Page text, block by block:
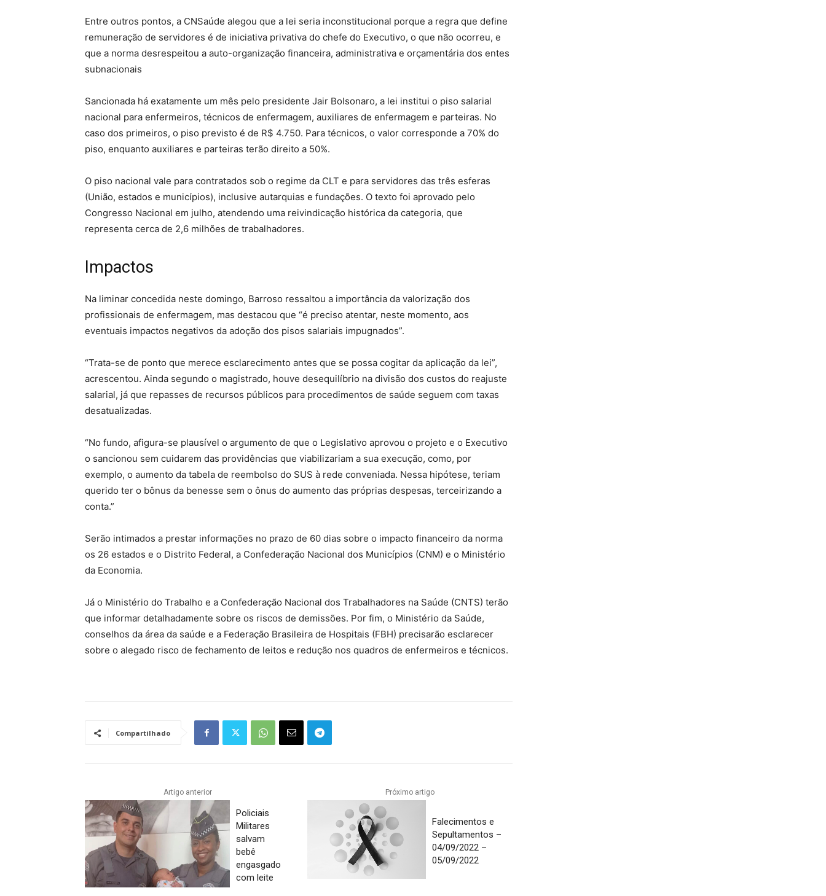
Entre outros pontos, a CNSaúde alegou que a lei seria inconstitucional porque a regra que define
remuneração de servidores é de iniciativa privativa do chefe do Executivo, o que não ocorreu, e
que a norma desrespeitou a auto-organização financeira, administrativa e orçamentária dos entes
subnacionais
Sancionada há exatamente um mês pelo presidente Jair Bolsonaro, a lei institui o piso salarial
nacional para enfermeiros, técnicos de enfermagem, auxiliares de enfermagem e parteiras. No
caso dos primeiros, o piso previsto é de R$ 4.750. Para técnicos, o valor corresponde a 70% do
piso, enquanto auxiliares e parteiras terão direito a 50%.
O piso nacional vale para contratados sob o regime da CLT e para servidores das três esferas
(União, estados e municípios), inclusive autarquias e fundações. O texto foi aprovado pelo
Congresso Nacional em julho, atendendo uma reivindicação histórica da categoria, que
representa cerca de 2,6 milhões de trabalhadores.
Impactos
Na liminar concedida neste domingo, Barroso ressaltou a importância da valorização dos
profissionais de enfermagem, mas destacou que “é preciso atentar, neste momento, aos
eventuais impactos negativos da adoção dos pisos salariais impugnados”.
“Trata-se de ponto que merece esclarecimento antes que se possa cogitar da aplicação da lei”,
acrescentou. Ainda segundo o magistrado, houve desequilíbrio na divisão dos custos do reajuste
salarial, já que repasses de recursos públicos para procedimentos de saúde seguem com taxas
desatualizadas.
“No fundo, afigura-se plausível o argumento de que o Legislativo aprovou o projeto e o Executivo
o sancionou sem cuidarem das providências que viabilizariam a sua execução, como, por
exemplo, o aumento da tabela de reembolso do SUS à rede conveniada. Nessa hipótese, teriam
querido ter o bônus da benesse sem o ônus do aumento das próprias despesas, terceirizando a
conta.”
Serão intimados a prestar informações no prazo de 60 dias sobre o impacto financeiro da norma
os 26 estados e o Distrito Federal, a Confederação Nacional dos Municípios (CNM) e o Ministério
da Economia.
Já o Ministério do Trabalho e a Confederação Nacional dos Trabalhadores na Saúde (CNTS) terão
que informar detalhadamente sobre os riscos de demissões. Por fim, o Ministério da Saúde,
conselhos da área da saúde e a Federação Brasileira de Hospitais (FBH) precisarão esclarecer
sobre o alegado risco de fechamento de leitos e redução nos quadros de enfermeiros e técnicos.
Compartilhado
Artigo anterior
Policiais
Militares
salvam
bebê
engasgado
com leite
Próximo artigo
Falecimentos e
Sepultamentos –
04/09/2022 –
05/09/2022